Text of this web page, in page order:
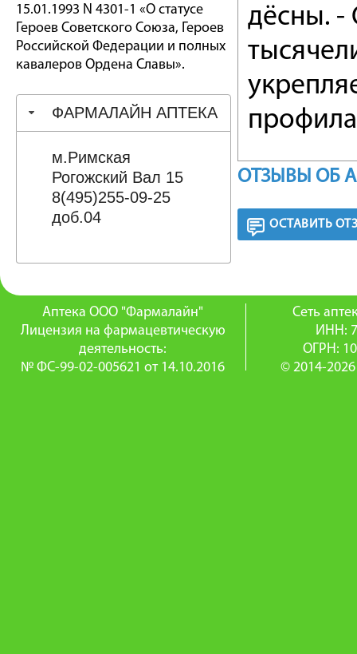
15.01.1993 N 4301-1 «О статусе
Героев Советского Союза, Героев
Российской Федерации и полных
кавалеров Ордена Славы».
ФАРМАЛАЙН АПТЕКА
м.Римская
Рогожский Вал 15
8(495)255-09-25
доб.04
дёсны. -
ОТЗЫВЫ ОБ
ОСТАВИТЬ
Аптека ООО "Фармалайн"
Лицензия на фармацевтическую
деятельность:
№ ФС-99-02-005621 от 14.10.2016
Сеть
ИНН:
ОГРН:
© 2014-